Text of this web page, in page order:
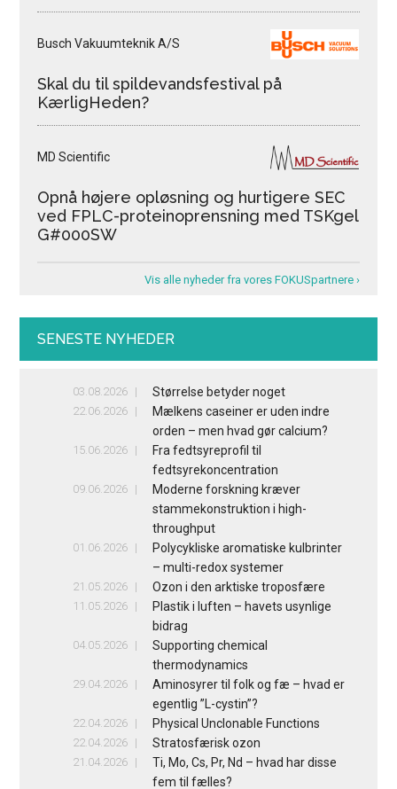
Busch Vakuumteknik A/S
Skal du til spildevandsfestival på
KærligHeden?
MD Scientific
Opnå højere opløsning og hurtigere SEC
ved FPLC-proteinoprensning med TSKgel
G#000SW
Vis alle nyheder fra vores FOKUSpartnere ›
SENESTE NYHEDER
03.08.2026 Størrelse betyder noget
22.06.2026
Mælkens caseiner er uden indre
orden – men hvad gør calcium?
15.06.2026
Fra fedtsyreprofil til
fedtsyrekoncentration
09.06.2026
Moderne forskning kræver
stammekonstruktion i high-
throughput
01.06.2026
Polycykliske aromatiske kulbrinter
– multi-redox systemer
21.05.2026 Ozon i den arktiske troposfære
11.05.2026
Plastik i luften – havets usynlige
bidrag
04.05.2026
Supporting chemical
thermodynamics
29.04.2026
Aminosyrer til folk og fæ – hvad er
egentlig ”L-cystin”?
22.04.2026 Physical Unclonable Functions
22.04.2026 Stratosfærisk ozon
21.04.2026
Ti, Mo, Cs, Pr, Nd – hvad har disse
fem til fælles?